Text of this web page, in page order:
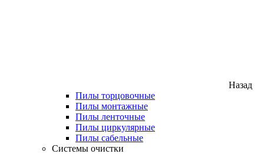
Назад
Пилы торцовочные
Пилы монтажные
Пилы ленточные
Пилы циркулярные
Пилы сабельные
Системы очистки